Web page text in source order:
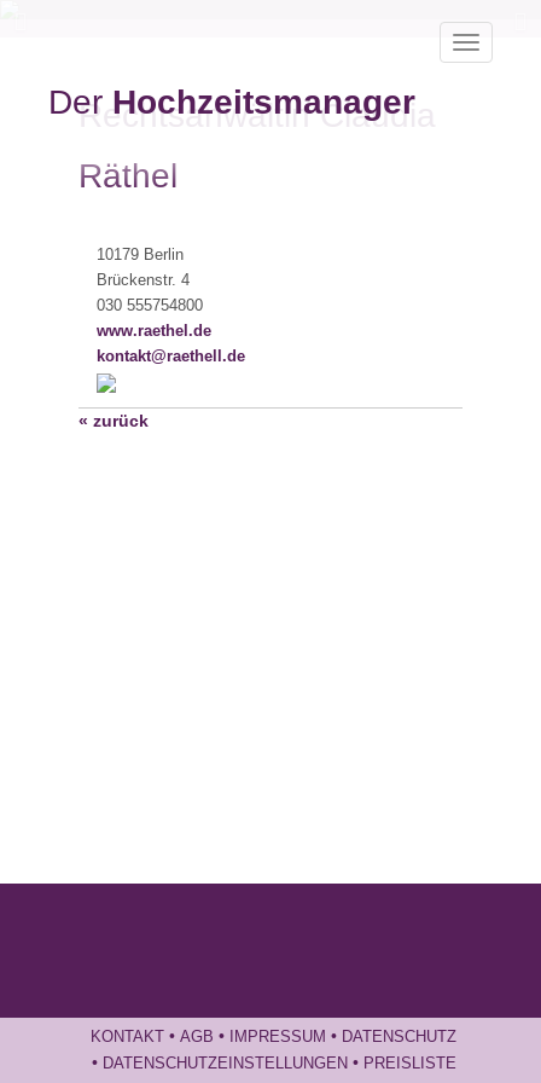
Toggle
Der Hochzeitsmanager
Rechtsanwältin Claudia
Räthel
10179 Berlin
Brückenstr. 4
030 555754800
www.raethel.de
kontakt@raethell.de
« zurück
KONTAKT • AGB • IMPRESSUM • DATENSCHUTZ
• DATENSCHUTZEINSTELLUNGEN • PREISLISTE